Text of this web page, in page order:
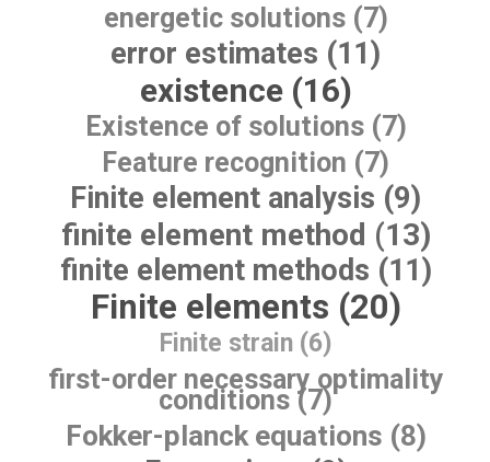
energetic solutions (7)
error estimates (11)
existence (16)
Existence of solutions (7)
Feature recognition (7)
Finite element analysis (9)
finite element method (13)
finite element methods (11)
Finite elements (20)
Finite strain (6)
first-order necessary optimality
conditions (7)
Fokker-planck equations (8)